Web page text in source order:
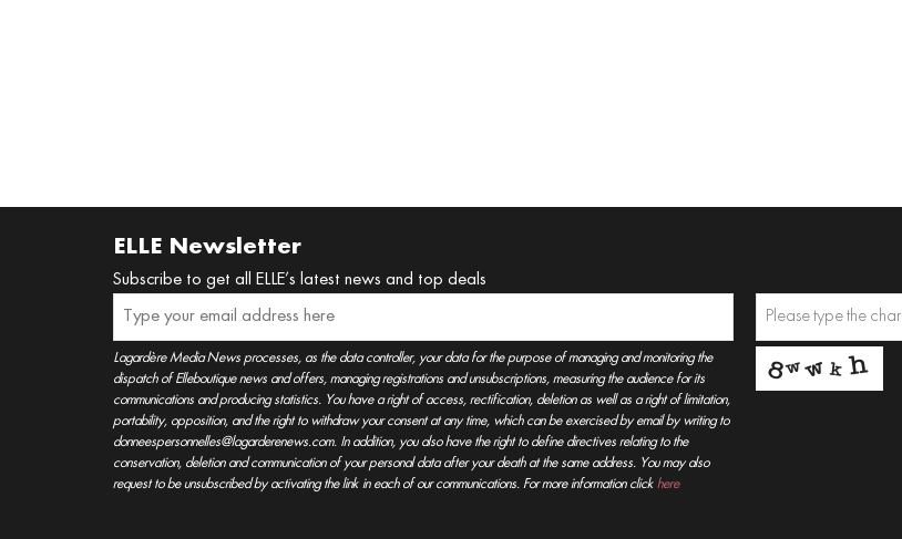
ELLE Newsletter
Subscribe to get all ELLE’s latest news and top deals
Lagardère Media News processes, as the data controller, your data for the purpose of managing and monitoring the
dispatch of Elleboutique news and offers, managing registrations and unsubscriptions, measuring the audience for its
communications and producing statistics. You have a right of access, rectification, deletion as well as a right of limitation,
portability, opposition, and the right to withdraw your consent at any time, which can be exercised by email by writing to
donneespersonnelles@lagarderenews.com. In addition, you also have the right to define directives relating to the
conservation, deletion and communication of your personal data after your death at the same address. You may also
request to be unsubscribed by activating the link in each of our communications. For more information click here